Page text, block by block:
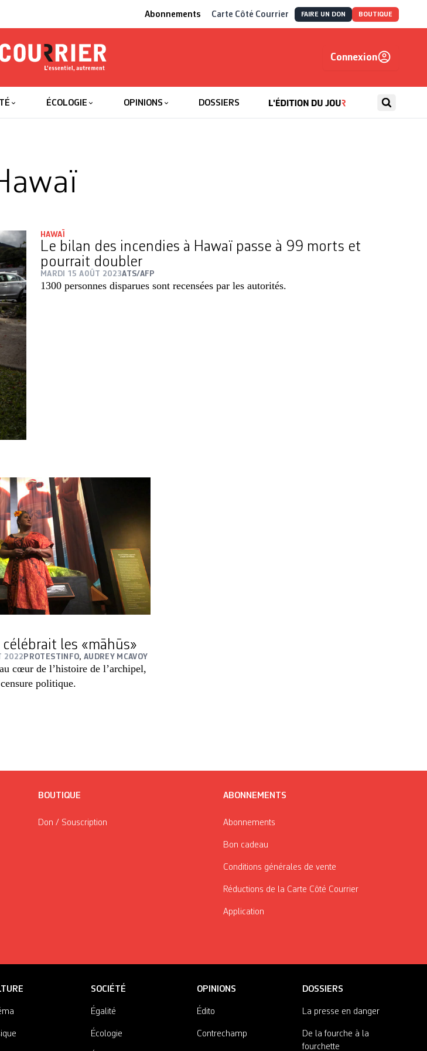
Abonnements Carte Côté Courrier FAIRE UN DON BOUTIQUE
Connexion
ÉCOLOGIE OPINIONS DOSSIERS
HAWAÏ
Le bilan des incendies à Hawaï passe à 99 morts et
pourrait doubler
MARDI 15 AOÛT 2023ATS/AFP
1300 personnes disparues sont recensées par les autorités.
les «māhūs»
2022 PROTESTINFO, AUDREY MCAVOY
cœur de l’histoire de l’archipel,
politique.
BOUTIQUE
Don / Souscription
ABONNEMENTS
Abonnements
Bon cadeau
Conditions générales de vente
Réductions de la Carte Côté Courrier
Application
SOCIÉTÉ
Égalité
Écologie
OPINIONS
Édito
Contrechamp
DOSSIERS
La presse en danger
De la fourche à la
fourchette